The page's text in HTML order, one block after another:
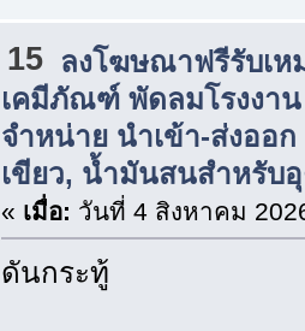
15 ลงโฆษณาฟรีรับเห
เคมีภัณฑ์ พัดลมโรงงาน
จำหน่าย นำเข้า-ส่งออ
เขียว, น้ำมันสนสำหรับ
« เมื่อ: วันที่ 4 สิงหาคม
ดันกระทู้